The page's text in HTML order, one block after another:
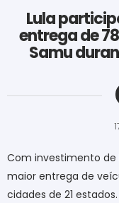
Lula
entrega de
Samu
Com investimento de
maior entrega de
cidades de 21